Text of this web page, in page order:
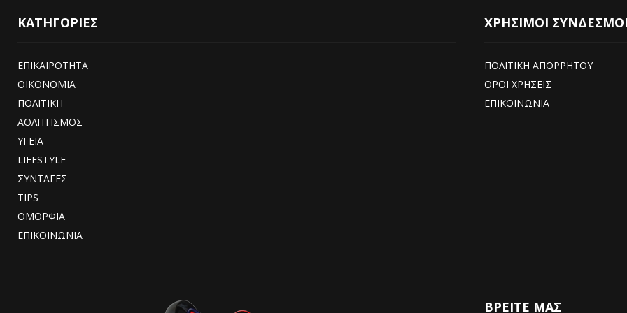
ΚΑΤΗΓΟΡΙΕΣ
ΕΠΙΚΑΙΡΟΤΗΤΑ
ΟΙΚΟΝΟΜΙΑ
ΠΟΛΙΤΙΚΗ
ΑΘΛΗΤΙΣΜΟΣ
ΥΓΕΙΑ
LIFESTYLE
ΣΥΝΤΑΓΕΣ
TIPS
ΟΜΟΡΦΙΑ
ΕΠΙΚΟΙΝΩΝΙΑ
ΧΡΗΣΙΜΟΙ
ΠΟΛΙΤΙΚΗ ΑΠΟΡΡΗΤΟΥ
ΟΡΟΙ ΧΡΗΣΕΙΣ
ΕΠΙΚΟΙΝΩΝΙΑ
ΒΡΕΊΤΕ ΜΑΣ